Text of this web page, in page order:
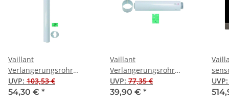
Vaillant
Verlängerungsrohr
Brennwert
Luft-/Abgasführung, PP,
UVP: 103,53 €
54,30 € *
Vaillant
Verlängerungsrohr
Brennwert
Luft-/Abgasführung, PP,
UVP: 77,35 €
39,90 € *
720/
UVP